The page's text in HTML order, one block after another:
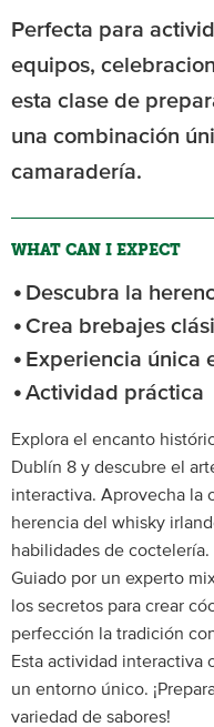
Perfecta para
equipos,
esta clase de
una combinación
camaradería.
WHAT CAN I EXPECT
Descubra la
Crea brebajes
Experiencia única
Actividad práctica
Explora el encanto
Dublín 8 y descubre el
interactiva. Aprovecha la
herencia del whisky
habilidades de coctelería.
Guiado por un experto
los secretos para crear
perfección la tradición
Esta actividad interactiva
un entorno único.
variedad de sabores!